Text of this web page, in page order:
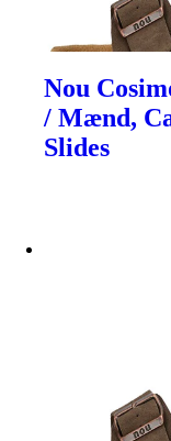
Nou
/ Mænd,
Slides